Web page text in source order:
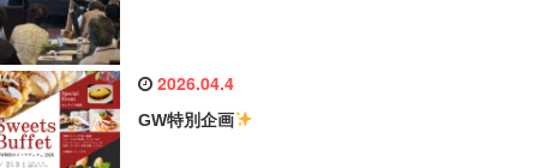
2026.04.4
GW特別企画